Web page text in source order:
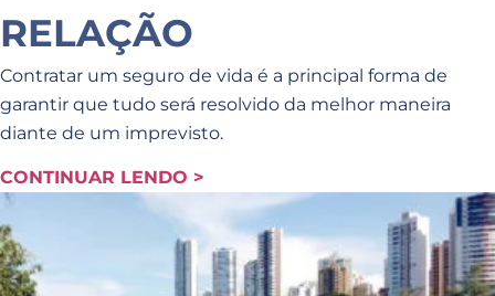
RELAÇÃO
Contratar um seguro de vida é a principal forma de
garantir que tudo será resolvido da melhor maneira
diante de um imprevisto.
CONTINUAR LENDO >